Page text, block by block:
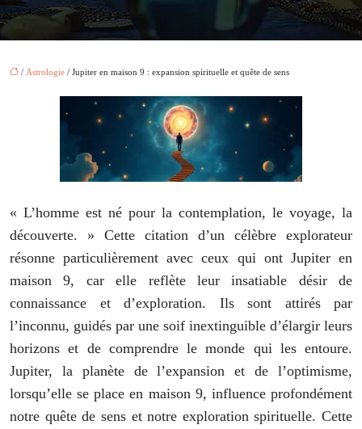
/ Astrologie / Jupiter en maison 9 : expansion spirituelle et quête de sens
« L’homme est né pour la contemplation, le voyage, la
découverte. » Cette citation d’un célèbre explorateur
résonne particulièrement avec ceux qui ont Jupiter en
maison 9, car elle reflète leur insatiable désir de
connaissance et d’exploration. Ils sont attirés par
l’inconnu, guidés par une soif inextinguible d’élargir leurs
horizons et de comprendre le monde qui les entoure.
Jupiter, la planète de l’expansion et de l’optimisme,
lorsqu’elle se place en maison 9, influence profondément
notre quête de sens et notre exploration spirituelle. Cette